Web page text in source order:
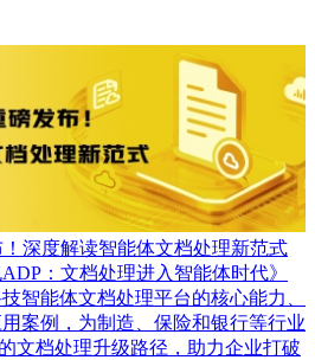
深度解读智能体文档处理新范式
：文档处理进入智能体时代》
智能体文档处理平台的核心能力、
案例，为制造、保险和银行等行业
文档处理升级路径，助力企业打破